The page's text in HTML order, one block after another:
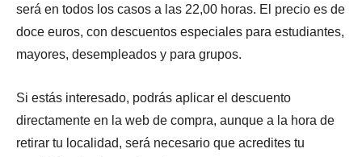
será en todos los casos a las 22,00 horas. El precio es de
doce euros, con descuentos especiales para estudiantes,
mayores, desempleados y para grupos.
Si estás interesado, podrás aplicar el descuento
directamente en la web de compra, aunque a la hora de
retirar tu localidad, será necesario que acredites tu